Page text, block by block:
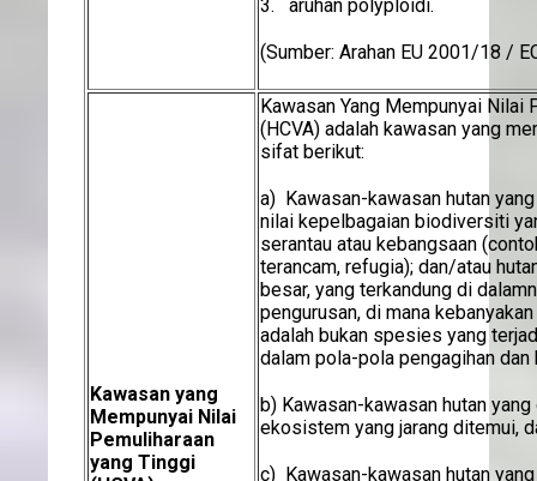
3. aruhan polyploidi.
(Sumber: Arahan EU 2001/18 /
Kawasan yang
Mempunyai Nilai
Pemuliharaan
yang Tinggi
Kawasan Yang Mempunyai Nilai
(HCVA) adalah kawasan yang
sifat berikut:
a) Kawasan-kawasan hutan
nilai kepelbagaian biodiversiti
serantau atau kebangsaan
terancam, refugia); dan/atau
besar, yang terkandung di
pengurusan, di mana
adalah bukan spesies yang
dalam pola-pola pengagihan
b) Kawasan-kawasan hutan
ekosistem yang jarang ditemui,
c) Kawasan-kawasan hutan